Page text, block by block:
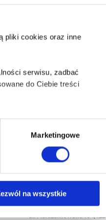
pliki cookies oraz inne
serwisu, zadbać
do Ciebie treści
także takie, które wymagają
Marketingowe
na wszystkie
Kontakt
Empik S.A
ul. Marszałkowska 104/122